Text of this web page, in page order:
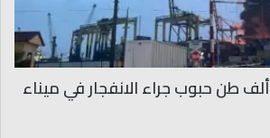
تركيا: تلف نحو 15 ألف طن حبوب جراء الانفجار في ميناء